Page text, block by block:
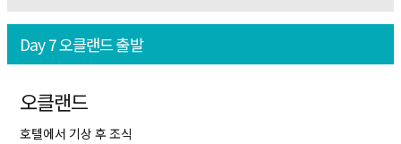
Day 7 오클랜드 출발
오클랜드
호텔에서 기상 후 조식